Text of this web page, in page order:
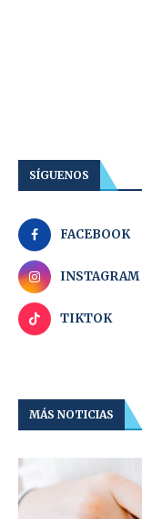
SÍGUENOS
FACEBOOK
INSTAGRAM
TIKTOK
MÁS NOTICIAS